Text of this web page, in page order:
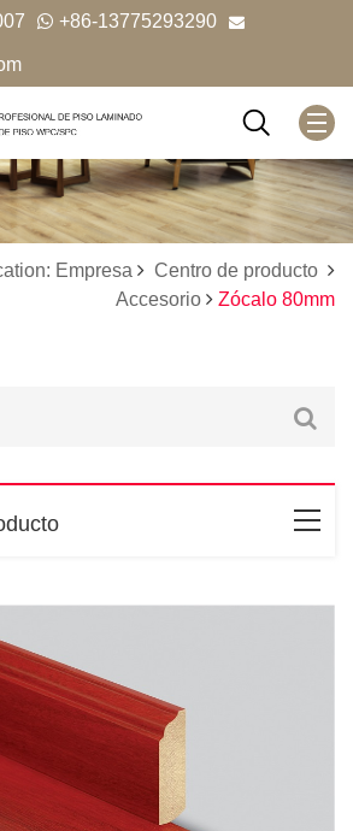
+86-13775293290
Empresa
Centro de producto
Accesorio
Zócalo 80mm